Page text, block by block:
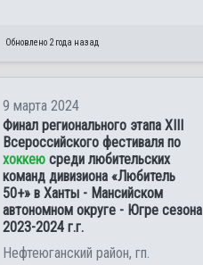
Обновлено 2 года назад
9 марта 2024
Финал регионального этапа ХIII
Всероссийского фестиваля по
хоккею среди любительских
команд дивизиона «Любитель
50+» в Ханты - Мансийском
автономном округе - Югре сезона
2023-2024 г.г.
Нефтеюганский район, гп.